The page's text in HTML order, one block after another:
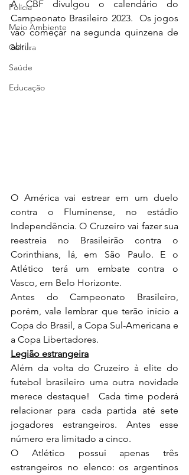
Polícia
Meio Ambiente
Cultura
Saúde
Educação
A CBF divulgou o calendário do
Campeonato Brasileiro 2023.  Os jogos
vão começar na segunda quinzena de
abril.
O América vai estrear em um duelo
contra o Fluminense, no estádio
Independência. O Cruzeiro vai fazer sua
reestreia no Brasileirão contra o
Corinthians, lá, em São Paulo. E o
Atlético terá um embate contra o
Vasco, em Belo Horizonte.
Antes do Campeonato Brasileiro,
porém, vale lembrar que terão início a
Copa do Brasil, a Copa Sul-Americana e
a Copa Libertadores.
Legião estrangeira
Além da volta do Cruzeiro à elite do
futebol brasileiro uma outra novidade
merece destaque!  Cada time poderá
relacionar para cada partida até sete
jogadores estrangeiros. Antes esse
número era limitado a cinco.
O Atlético possui apenas três
estrangeiros no elenco: os argentinos